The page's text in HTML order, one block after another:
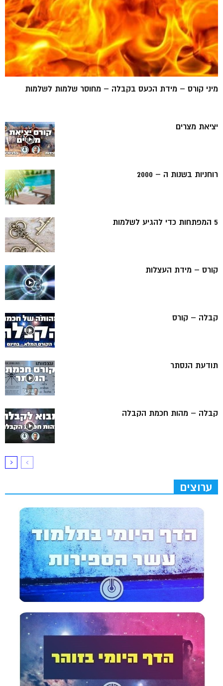
מיני קורס – מידת הכעס בקבלה – מחוסר שלמות לשלמות
יציאת מצרים
רוחניות בשנות ה – 2000
5 המפתחות כדי להגיע לשלמות
קורס – מידת העצלות
קבלה – קורס
תודעת הנסתר
קבלה – מהות חכמת הקבלה
ערוצים